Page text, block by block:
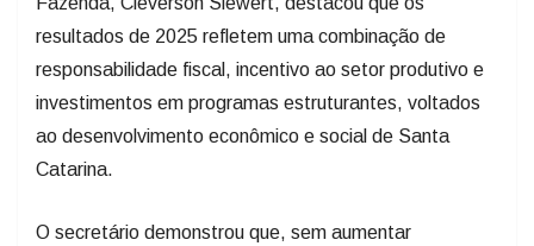
resultados de 2025 refletem uma combinação de
responsabilidade fiscal, incentivo ao setor produtivo e
investimentos em programas estruturantes, voltados
ao desenvolvimento econômico e social de Santa
Catarina.
O secretário demonstrou que, sem aumentar